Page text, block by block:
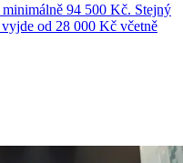
94 500 Kč. Stejný
od 28 000 Kč včetně